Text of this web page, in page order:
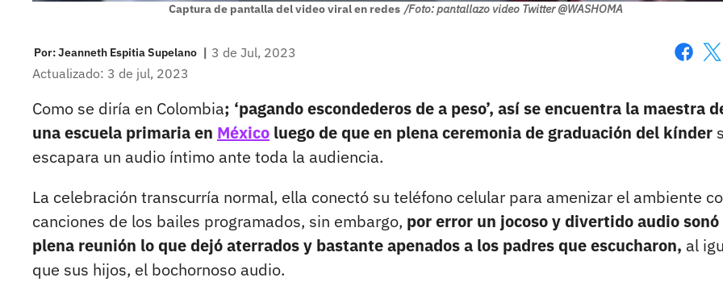
Captura de pantalla del video viral en redes /Foto: pantallazo video Twitter @WASHOMA
Por:Jeanneth Espitia Supelano | 3 de Jul, 2023
Actualizado: 3 de jul, 2023
Como se diría en Colombia; ‘pagando escondederos de a peso’, así se encuentra la maestra
una escuela primaria en México luego de que en plena ceremonia de graduación del kínder
escapara un audio íntimo ante toda la audiencia.
La celebración transcurría normal, ella conectó su teléfono celular para amenizar el ambiente
canciones de los bailes programados, sin embargo, por error un jocoso y divertido audio sonó
plena reunión lo que dejó aterrados y bastante apenados a los padres que escucharon, al
que sus hijos, el bochornoso audio.